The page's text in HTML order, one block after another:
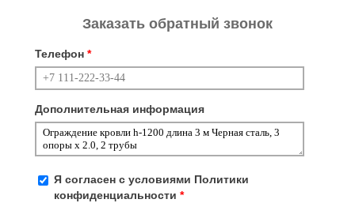
Заказать обратный звонок
Телефон *
Дополнительная информация
Я согласен с условиями Политики
конфиденциальности *